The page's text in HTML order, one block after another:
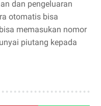
dan pengeluaran
otomatis bisa
memasukan nomor
piutang kepada